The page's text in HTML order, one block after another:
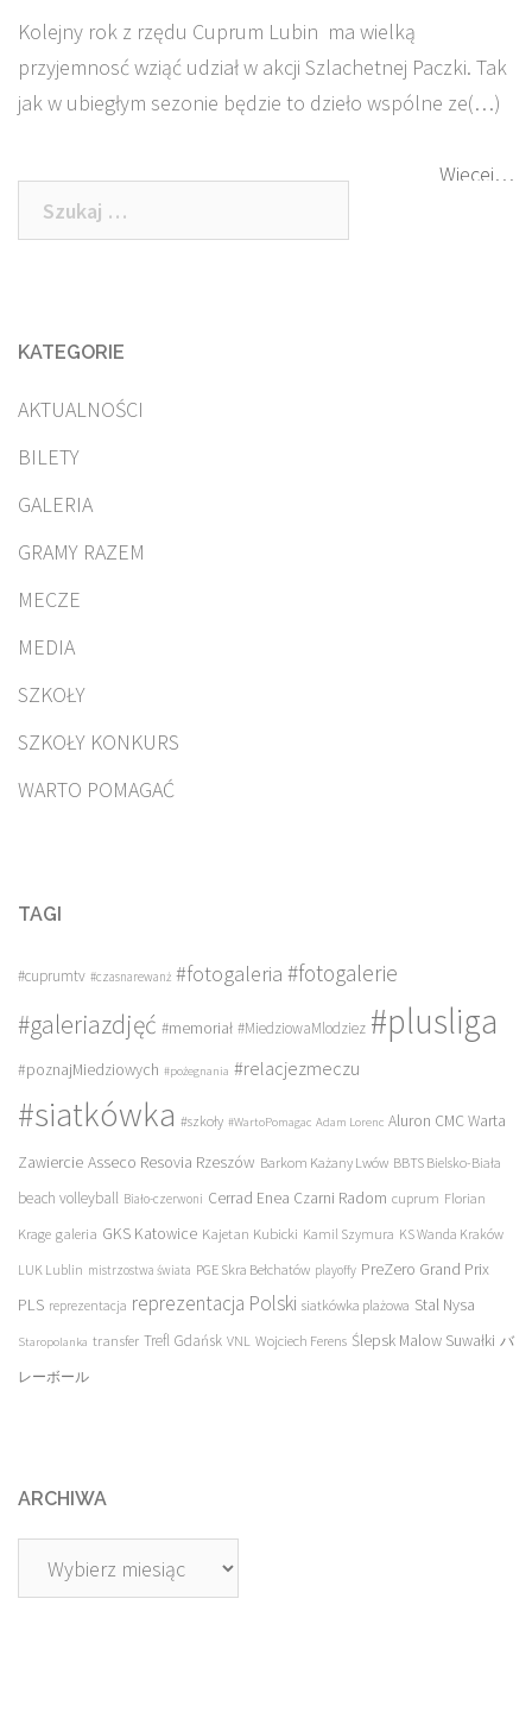
Kolejny rok z rzędu Cuprum Lubin ma wielką
przyjemnosć wziąć udział w akcji Szlachetnej Paczki. Tak
jak w ubiegłym sezonie będzie to dzieło wspólne ze(…)
Więcej…
Szukaj:
KATEGORIE
AKTUALNOŚCI
BILETY
GALERIA
GRAMY RAZEM
MECZE
MEDIA
SZKOŁY
SZKOŁY KONKURS
WARTO POMAGAĆ
TAGI
#cuprumtv #czasnarewanż #fotogaleria #fotogalerie
#galeriazdjęć #memoriał #MiedziowaMlodziez #plusliga
#poznajMiedziowych #pożegnania #relacjezmeczu
#siatkówka #szkoły #WartoPomagac Adam Lorenc Aluron CMC Warta
Zawiercie Asseco Resovia Rzeszów Barkom Każany Lwów BBTS Bielsko-Biała
beach volleyball Biało-czerwoni Cerrad Enea Czarni Radom cuprum Florian
Krage galeria GKS Katowice Kajetan Kubicki Kamil Szymura KS Wanda Kraków
LUK Lublin mistrzostwa świata PGE Skra Bełchatów playoffy PreZero Grand Prix
PLS reprezentacja reprezentacja Polski siatkówka plażowa Stal Nysa
Staropolanka transfer Trefl Gdańsk VNL Wojciech Ferens Ślepsk Malow Suwałki バ
レーボール
ARCHIWA
Archiwa